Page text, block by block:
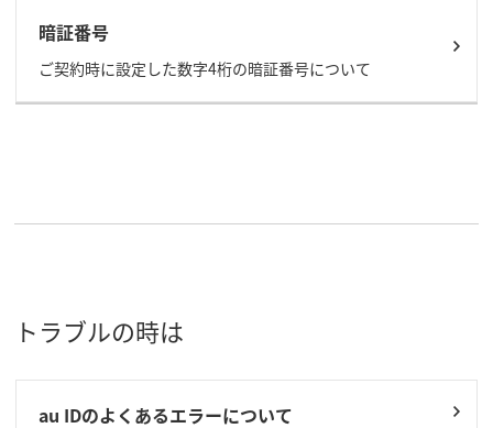
暗証番号
ご契約時に設定した数字4桁の暗証番号について
トラブルの時は
au IDのよくあるエラーについて